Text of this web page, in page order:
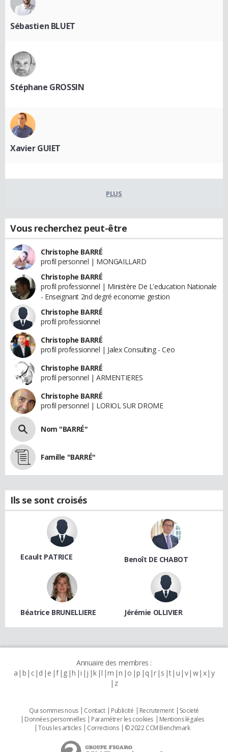
Sébastien BLUET
Stéphane GROSSIN
Xavier GUIET
PLUS
Vous recherchez peut-être
Christophe BARRÉ
profil personnel | MONGAILLARD
Christophe BARRÉ
profil professionnel | Ministère De L'education Nationale
- Enseignant 2nd degré economie gestion
Christophe BARRÉ
profil professionnel
Christophe BARRÉ
profil professionnel | Jalex Consulting - Ceo
Christophe BARRÉ
profil personnel | ARMENTIERES
Christophe BARRÉ
profil personnel | LORIOL SUR DROME
Nom "BARRÉ"
Famille "BARRÉ"
Ils se sont croisés
Ecault PATRICE Benoît DE CHABOT
Béatrice BRUNELLIERE Jérémie OLLIVIER
Annuaire des membres :
a b c d e f g h i j k l m n o p q r s t u v w x y
z
Qui sommes nous Contact Publicité Recrutement
Societé
Données personnelles
Paramétrer les cookies
Mentions légales
Tous les articles
Corrections © 2022 CCM Benchmark